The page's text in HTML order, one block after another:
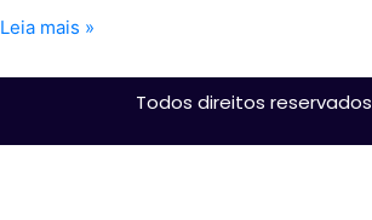
Leia mais »
Todos direitos reservados